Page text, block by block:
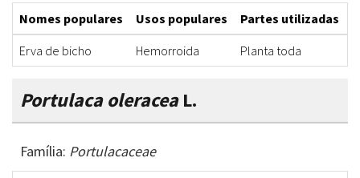
Nomes populares Usos populares Partes utilizadas
Erva de bicho
Hemorroida Planta toda
Portulaca oleraceaL.
Família: Portulacaceae